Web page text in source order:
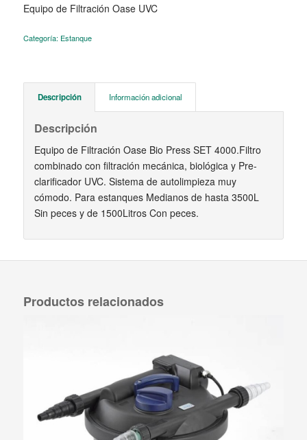
Equipo de Filtración Oase UVC
Categoría: Estanque
Descripción Información adicional
Descripción
Equipo de Filtración Oase Bio Press SET 4000.Filtro
combinado con filtración mecánica, biológica y Pre-
clarificador UVC. Sistema de autolimpieza muy
cómodo. Para estanques Medianos de hasta 3500L
Sin peces y de 1500Litros Con peces.
Productos relacionados